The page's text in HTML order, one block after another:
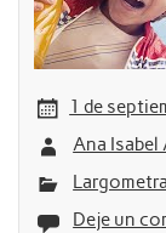
1 de
Ana Isabel
Deje un